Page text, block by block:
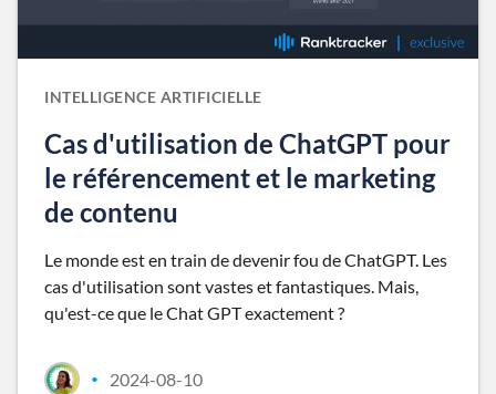
INTELLIGENCE ARTIFICIELLE
Cas d'utilisation de ChatGPT pour
le référencement et le marketing
de contenu
Le monde est en train de devenir fou de ChatGPT. Les
cas d'utilisation sont vastes et fantastiques. Mais,
qu'est-ce que le Chat GPT exactement ?
• 2024-08-10